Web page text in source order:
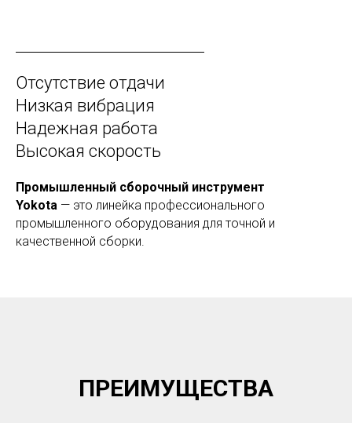
Отсутствие отдачи
Низкая вибрация
Надежная работа
Высокая скорость
Промышленный сборочный инструмент
Yokota — это линейка профессионального
промышленного оборудования для точной и
качественной сборки.
ПРЕИМУЩЕСТВА